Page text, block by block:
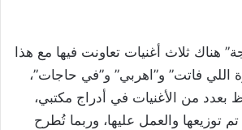
هناك ثلاث أغنيات تعاونت فيها مع هذا
اللي فاتت” و”اهربي” و”في حاجات”،
بعدد من الأغنيات في أدراج مكتبي،
توزيعها والعمل عليها، وربما تُطرح